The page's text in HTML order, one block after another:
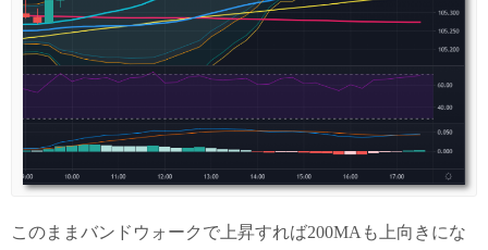
このままバンドウォークで上昇すれば200MAも上向きにな